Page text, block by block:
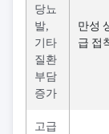
당뇨
발,
기타
질환
부담
증가
만성
급 접
고급